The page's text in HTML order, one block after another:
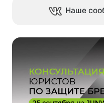
Наше